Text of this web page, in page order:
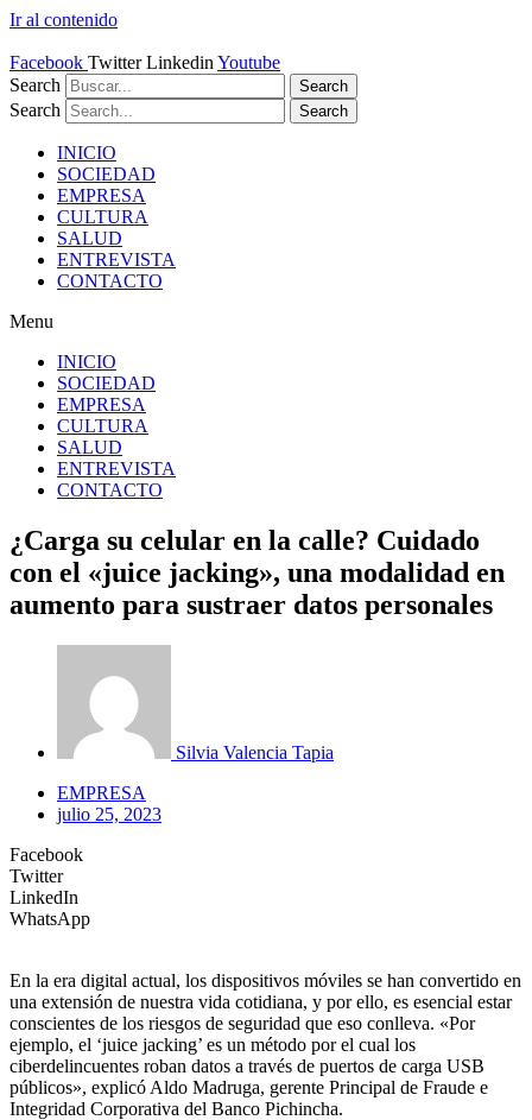
Ir al contenido
Facebook Twitter Linkedin Youtube
Search
Search
Search Search
INICIO
SOCIEDAD
EMPRESA
CULTURA
SALUD
ENTREVISTA
CONTACTO
Menu
INICIO
SOCIEDAD
EMPRESA
CULTURA
SALUD
ENTREVISTA
CONTACTO
¿Carga su celular en la calle? Cuidado
con el «juice jacking», una modalidad en
aumento para sustraer datos personales
Silvia Valencia Tapia
EMPRESA
julio 25, 2023
Facebook
Twitter
LinkedIn
WhatsApp
En la era digital actual, los dispositivos móviles se han convertido en
una extensión de nuestra vida cotidiana, y por ello, es esencial estar
conscientes de los riesgos de seguridad que eso conlleva. «Por
ejemplo, el ‘juice jacking’ es un método por el cual los
ciberdelincuentes roban datos a través de puertos de carga USB
públicos», explicó Aldo Madruga, gerente Principal de Fraude e
Integridad Corporativa del Banco Pichincha.